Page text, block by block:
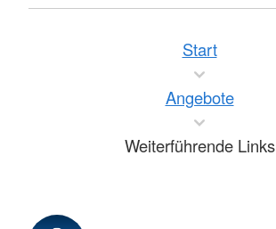
Start
Angebote
Weiterführende Links